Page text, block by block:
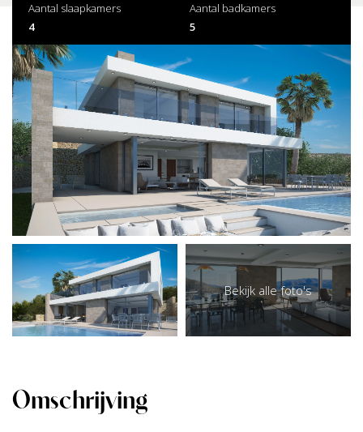
Aantal slaapkamers
4
Aantal badkamers
5
Bekijk alle foto's
Omschrijving